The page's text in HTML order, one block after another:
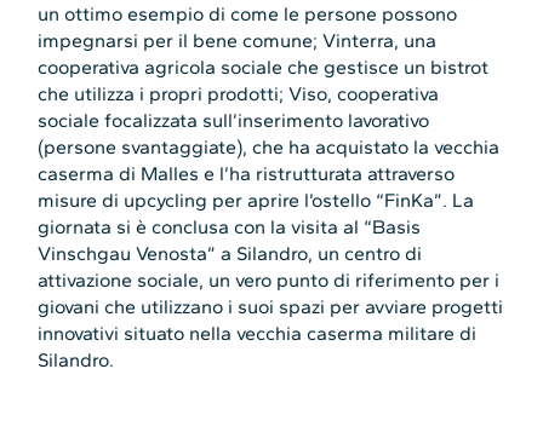
un ottimo esempio di come le persone possono
impegnarsi per il bene comune; Vinterra, una
cooperativa agricola sociale che gestisce un bistrot
che utilizza i propri prodotti; Viso, cooperativa
sociale focalizzata sull’inserimento lavorativo
(persone svantaggiate), che ha acquistato la vecchia
caserma di Malles e l’ha ristrutturata attraverso
misure di upcycling per aprire l’ostello “FinKa”. La
giornata si è conclusa con la visita al “Basis
Vinschgau Venosta” a Silandro, un centro di
attivazione sociale, un vero punto di riferimento per i
giovani che utilizzano i suoi spazi per avviare progetti
innovativi situato nella vecchia caserma militare di
Silandro.